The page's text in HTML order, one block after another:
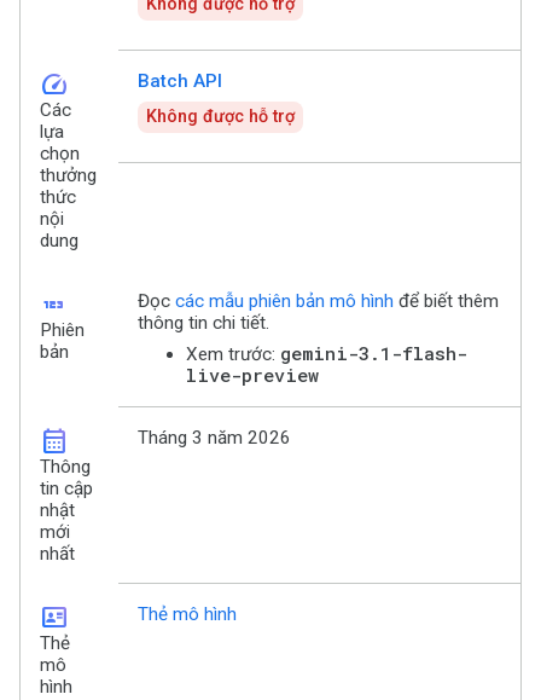
Không được hỗ trợ
speed
Các
lựa
chọn
thưởng
thức
nội
dung
Batch API
Không được hỗ trợ
123
Phiên
bản
Đọc các mẫu phiên bản mô hình để biết thêm
thông tin chi tiết.
Xem trước: gemini-3.1-flash-
live-preview
calendar_month
Thông
tin cập
nhật
mới
nhất
Tháng 3 năm 2026
id_card
Thẻ
mô
hình
Thẻ mô hình